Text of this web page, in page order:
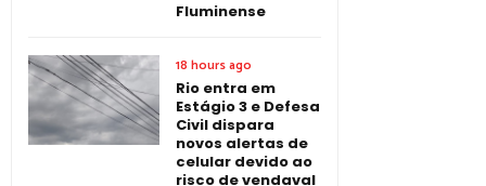
Fluminense
18 hours ago
Rio entra em
Estágio 3 e Defesa
Civil dispara
novos alertas de
celular devido ao
risco de vendaval